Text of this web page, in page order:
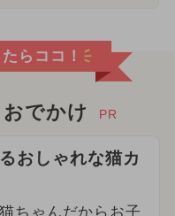
らココ！
でかけ PR
おしゃれな猫カ
ちゃんだからお子